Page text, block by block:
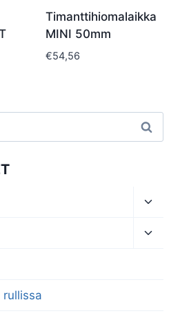
Timanttihiomalaikka
MINI 50mm
€54,56
Haku
menu